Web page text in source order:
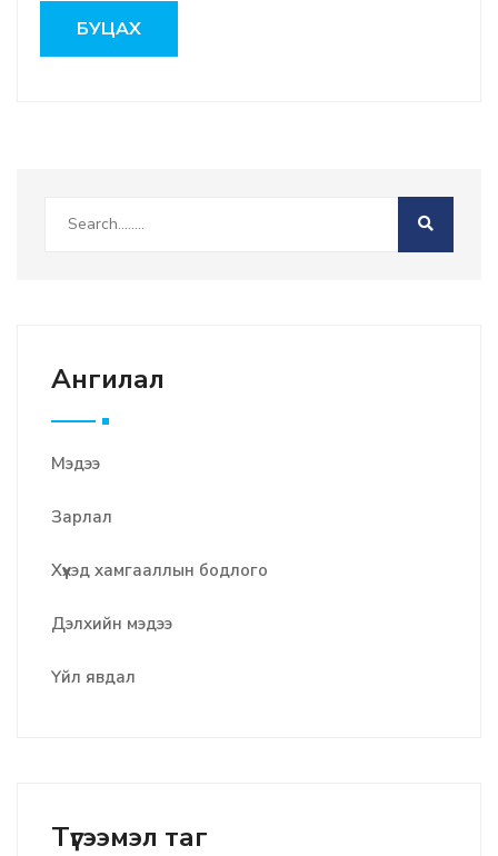
БУЦАХ
Ангилал
Мэдээ
Зарлал
Хүүхэд хамгааллын бодлого
Дэлхийн мэдээ
Үйл явдал
Түгээмэл таг